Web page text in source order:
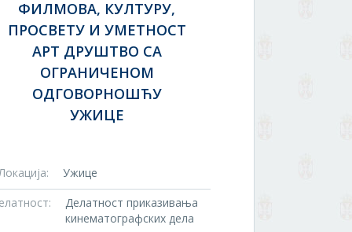
ФИЛМОВА, КУЛТУРУ,
ПРОСВЕТУ И УМЕТНОСТ
АРТ ДРУШТВО СА
ОГРАНИЧЕНОМ
ОДГОВОРНОШЋУ
УЖИЦЕ
Ужице
Делатност приказивања
кинематографских дела